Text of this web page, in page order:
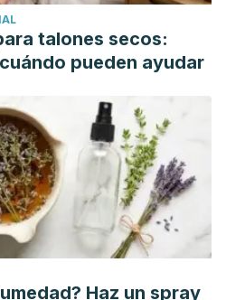
talones secos:
pueden ayudar
Haz un spray